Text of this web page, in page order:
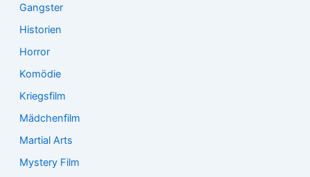
Gangster
Historien
Horror
Komödie
Kriegsfilm
Mädchenfilm
Martial Arts
Mystery Film